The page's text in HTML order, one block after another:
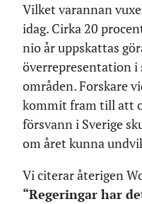
Vilket varannan
idag. Cirka 20
nio år uppskattas
överrepresentation
områden. Forskare
kommit fram till att
försvann i Sverige
om året kunna
Vi citerar återigen
“Regeringar har